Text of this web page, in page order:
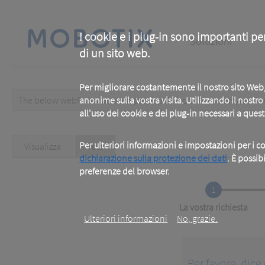
I cookie e i plug-in sono importanti
di un sito web.
Per migliorare costantemente il nostro sito
anonime sulla vostra visita. Utilizzando il
all'uso dei cookie e dei plug-in necessari a
Per ulteriori informazioni e impostazioni per i
dichiarazione sulla protezione dei dati. È
preferenze del browser.
Ulteriori informazioni No, grazie.
content
Main
Soluzioni
Warning
message
The below webform has been prepopulated with custom/
Primary
Visualizza Test(active
tab)
1
Current
La vostra richiesta